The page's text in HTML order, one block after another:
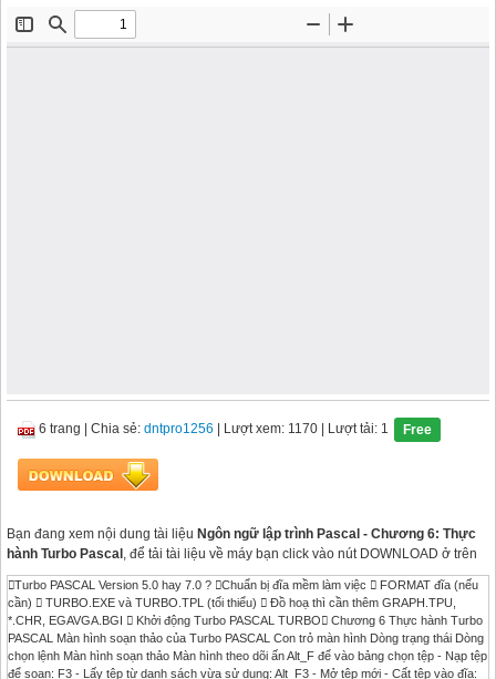
6 trang Chia sẻ: dntpro1256 | Lượt xem: 1170 | Lượt tải: 1 Free
Bạn đang xem nội dung tài liệu Ngôn ngữ lập trình Pascal - Chương 6: Thực
hành Turbo Pascal , để tải tài liệu về máy bạn click vào nút DOWNLOAD ở trên
Turbo PASCAL Version 5.0 hay 7.0 ? Chuẩn bị đĩa mềm làm việc  FORMAT đĩa (nếu
cần)  TURBO.EXE và TURBO.TPL (tối thiểu)  Đồ hoạ thì cần thêm GRAPH.TPU,
*.CHR, EGAVGA.BGI  Khởi động Turbo PASCAL TURBO Chương 6 Thực hành Turbo
PASCAL Màn hình soạn thảo của Turbo PASCAL Con trỏ màn hình Dòng trạng thái Dòng
chọn lệnh Màn hình soạn thảo Màn hình theo dõi ấn Alt_F để vào bảng chọn tệp - Nạp tệp
để soạn: F3 - Lấy tệp từ danh sách vừa sử dụng: Alt_F3 - Mở tệp mới - Cất tệp vào đĩa: